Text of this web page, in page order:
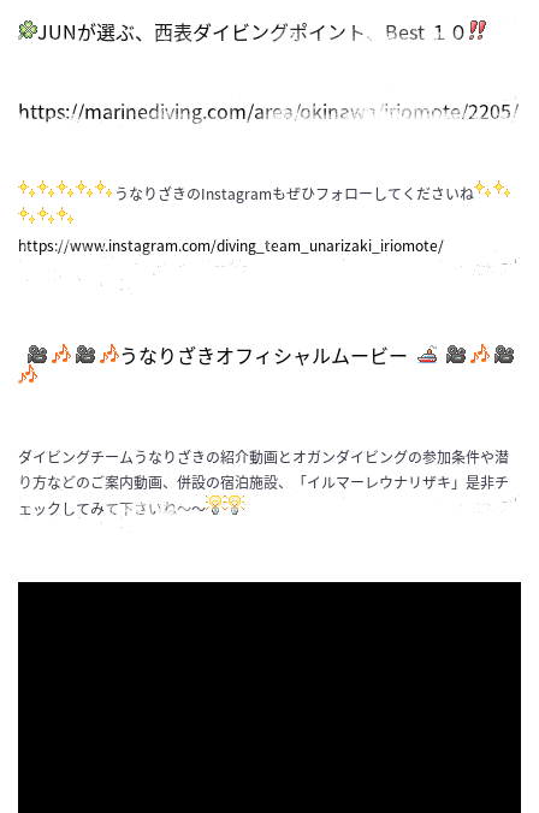
JUNが選ぶ、西表ダイビングポイント、Best １０
https://marinediving.com/area/okinawa/iriomote/2205/
うなりざきのInstagramもぜひフォローしてくださいね
https://www.instagram.com/diving_team_unarizaki_iriomote/
うなりざきオフィシャルムービー
ダイビングチームうなりざきの紹介動画とオガンダイビングの参加条件や潜
り方などのご案内動画、併設の宿泊施設、「イルマーレウナリザキ」是非チ
ェックしてみて下さいね～～